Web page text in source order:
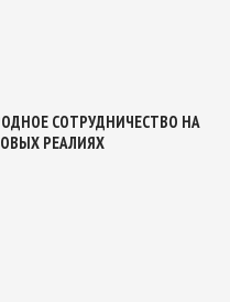
СОТРУДНИЧЕСТВО НА
РЕАЛИЯХ